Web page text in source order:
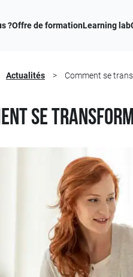
?Offre de formationLearning lab
Actualités > Comment se
se